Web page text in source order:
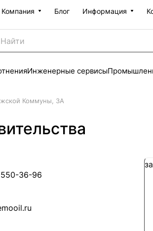
Компания Блог Информация
Инженерные сервисы
Коммуны, 3А
36-96